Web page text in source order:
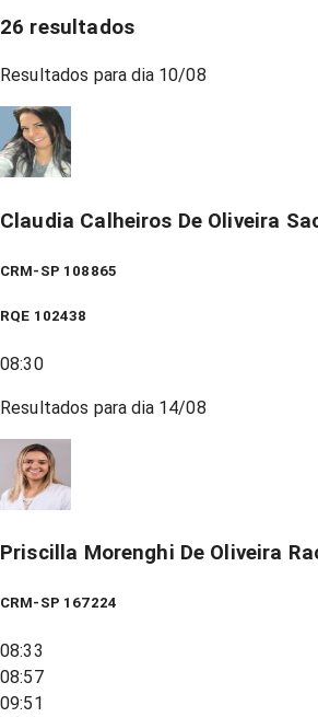
26 resultados
Resultados para dia 10/08
Claudia Calheiros De Oliveira
CRM-SP 108865
RQE 102438
08:30
Resultados para dia 14/08
Priscilla Morenghi De Oliveira
CRM-SP 167224
08:33
08:57
09:51